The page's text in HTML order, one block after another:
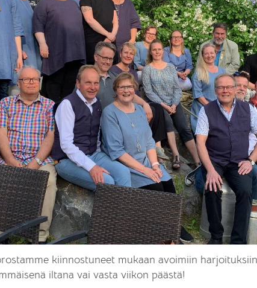
kiinnostuneet mukaan avoimiin
iltana vai vasta viikon päästä!